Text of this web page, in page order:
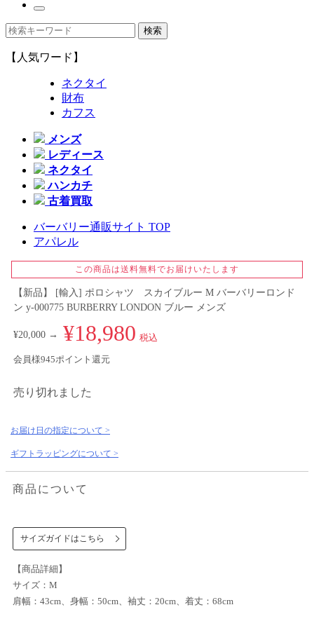
【人気ワード】
ネクタイ
財布
カフス
メンズ
レディース
ネクタイ
ハンカチ
古着買取
バーバリー通販サイト TOP
アパレル
この商品は送料無料でお届けいたします
【新品】 [輸入] ポロシャツ スカイブルー M バーバリーロンド
ン y-000775 BURBERRY LONDON ブルー メンズ
¥20,000 → ¥18,980 税込
会員様945ポイント還元
売り切れました
お届け日の指定について >
ギフトラッピングについて >
商品について
サイズガイドはこちら
【商品詳細】
サイズ：M
肩幅：43cm、身幅：50cm、袖丈：20cm、着丈：68cm